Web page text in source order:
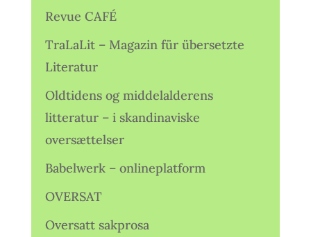
Revue CAFÉ
TraLaLit – Magazin für übersetzte
Literatur
Oldtidens og middelalderens
litteratur – i skandinaviske
oversættelser
Babelwerk – onlineplatform
OVERSAT
Oversatt sakprosa